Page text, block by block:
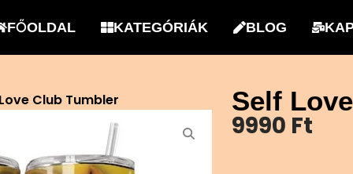
FŐOLDAL KATEGÓRIÁK BLOG
Club Tumbler
Self
9990 Ft